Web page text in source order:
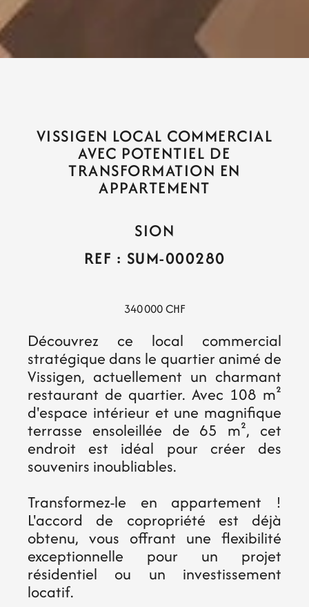
VISSIGEN LOCAL COMMERCIAL
AVEC POTENTIEL DE
TRANSFORMATION EN
APPARTEMENT
SION
REF : SUM-000280
340 000 CHF
Découvrez ce local commercial
stratégique dans le quartier animé de
Vissigen, actuellement un charmant
restaurant de quartier. Avec 108 m²
d'espace intérieur et une magnifique
terrasse ensoleillée de 65 m², cet
endroit est idéal pour créer des
souvenirs inoubliables.
Transformez-le en appartement !
L'accord de copropriété est déjà
obtenu, vous offrant une flexibilité
exceptionnelle pour un projet
résidentiel ou un investissement
locatif.